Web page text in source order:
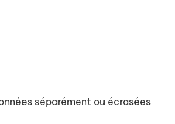
séparément ou écrasées